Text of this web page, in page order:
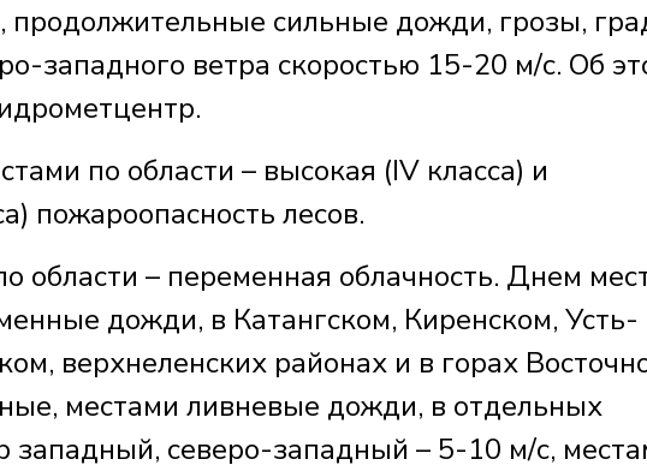
сильные дожди, грозы,
западного ветра скоростью 15-20 м/с. Об
по области – высокая (IV класса) и
пожароопасность лесов.
области – переменная облачность. Днем
дожди, в Катангском, Киренском, Усть-
верхнеленских районах и в горах
местами ливневые дожди, в отдельных
западный, северо-западный – 5-10 м/с,